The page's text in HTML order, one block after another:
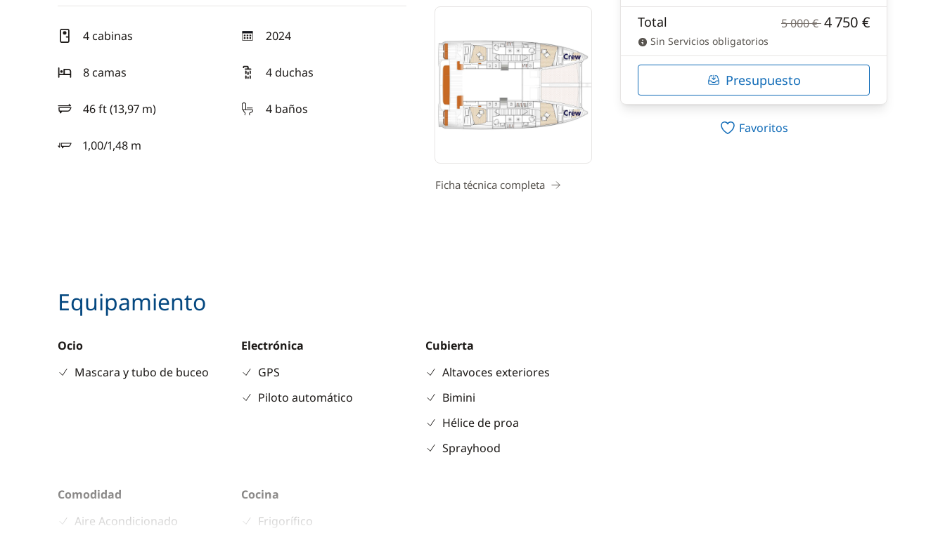
4 cabinas 2024
año
8 camas
4 duchas
46 ft (13,97 m)
eslora 4 baños
1,00/1,48 m
calado
Ficha técnica completa
Equipamiento
Ocio
Mascara y tubo de buceo
Electrónica
GPS
Piloto automático
Cubierta
Altavoces exteriores
Bimini
Hélice de proa
Sprayhood
Comodidad
Aire Acondicionado
Cocina
Frigorífico
Total 5 000 €4 750 €
Sin Servicios obligatorios
Presupuesto
Favoritos